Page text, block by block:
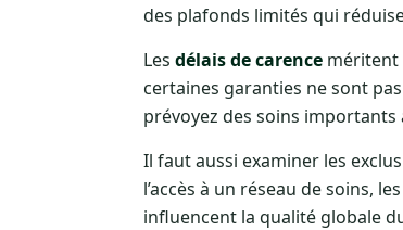
des plafonds limités qui
Les délais de carence méritent
certaines garanties ne sont
prévoyez des soins
Il faut aussi examiner les
l’accès à un réseau de soins,
influencent la qualité globale